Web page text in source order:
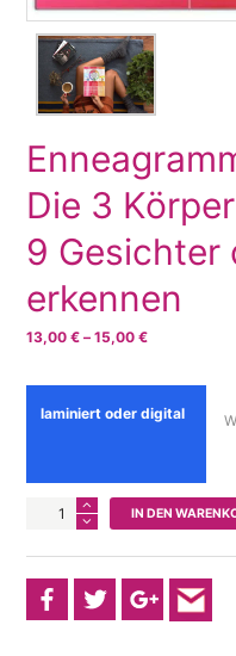
Die 3
9 Gesichter
erkennen
13,00€ –15,00€Preisspanne:
laminiert oder digital
Enneagramm
Typfinder
Körpermenschen
IN DEN